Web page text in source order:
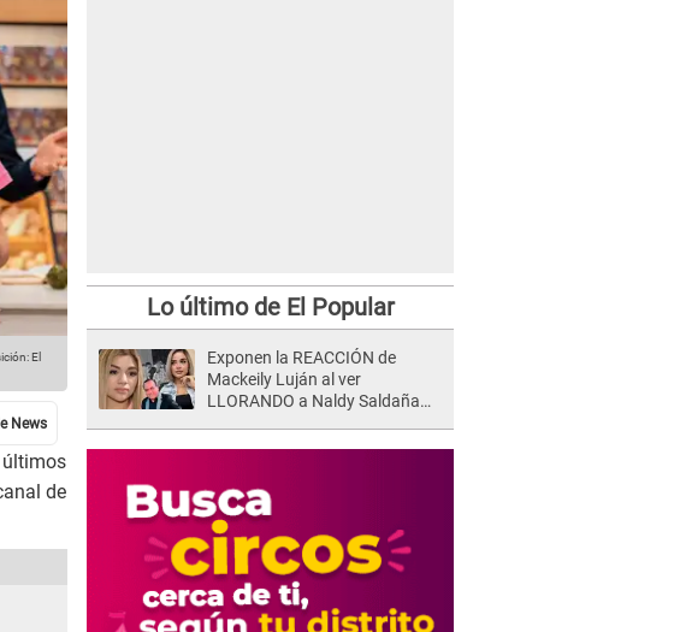
El
últimos
de
Lo último de El Popular
Exponen la REACCIÓN de
Mackeily Luján al ver
LLORANDO a Naldy Saldaña